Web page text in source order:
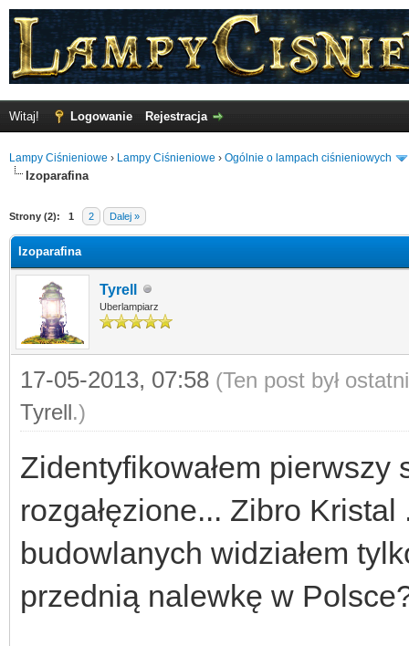
Witaj! Logowanie Rejestracja
Lampy Ciśnieniowe › Lampy Ciśnieniowe › Ogólnie o lampach ciśnieniowych
Izoparafina
Strony (2): 1 2 Dalej »
Izoparafina
Tyrell
Uberlampiarz
17-05-2013, 07:58 (Ten post był
Tyrell.)
Zidentyfikowałem
rozgałęzione... Zibro
budowlanych widziałem
przednią nalewkę w